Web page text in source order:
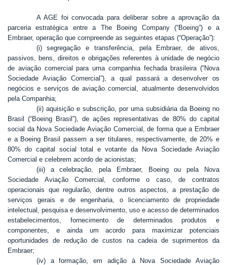
A AGE foi convocada para deliberar sobre a aprovação da
parceria estratégica entre a The Boeing Company (“Boeing”) e a
Embraer, operação que compreende as seguintes etapas (“Operação”):
(i) segregação e transferência, pela Embraer, de ativos,
passivos, bens, direitos e obrigações referentes à unidade de negócio
de aviação comercial para uma companhia fechada brasileira (“Nova
Sociedade Aviação Comercial”), a qual passará a desenvolver os
negócios e serviços de aviação comercial, atualmente desenvolvidos
pela Companhia;
(ii) aquisição e subscrição, por uma subsidiária da Boeing no
Brasil (“Boeing Brasil”), de ações representativas de 80% do capital
social da Nova Sociedade Aviação Comercial, de forma que a Embraer
e a Boeing Brasil passem a ser titulares, respectivamente, de 20% e
80% do capital social total e votante da Nova Sociedade Aviação
Comercial e celebrem acordo de acionistas;
(iii) a celebração, pela Embraer, Boeing ou pela Nova
Sociedade Aviação Comercial, conforme o caso, de contratos
operacionais que regularão, dentre outros aspectos, a prestação de
serviços gerais e de engenharia, o licenciamento de propriedade
intelectual, pesquisa e desenvolvimento, uso e acesso de determinados
estabelecimentos, fornecimento de determinados produtos e
componentes, e ainda um acordo para maximizar potenciais
oportunidades de redução de custos na cadeia de suprimentos da
Embraer;
(iv) a formação, em adição à Nova Sociedade Aviação